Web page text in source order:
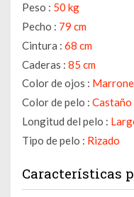
Peso : 50 kg
Pecho : 79 cm
Cintura : 68 cm
Caderas : 85 cm
Color de ojos :
Color de pelo :
Longitud del pelo :
Tipo de pelo : Rizado
Características